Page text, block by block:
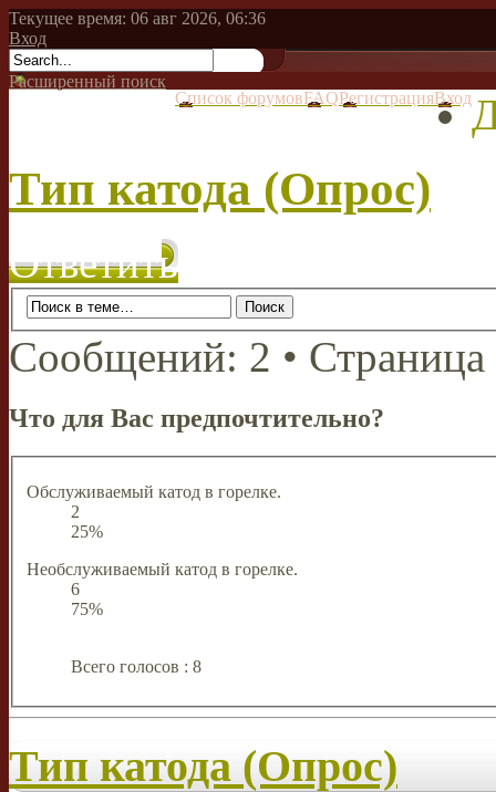
Текущее время: 06 авг 2026, 06:36
Вход
Расширенный поиск
Список форумовFAQРегистрацияВход
Тип катода (Опрос)
Ответить
Сообщений: 2 • Страница
Что для Вас предпочтительно?
Обслуживаемый катод в горелке.
2
25%
Необслуживаемый катод в горелке.
6
75%
Всего голосов : 8
Тип катода (Опрос)